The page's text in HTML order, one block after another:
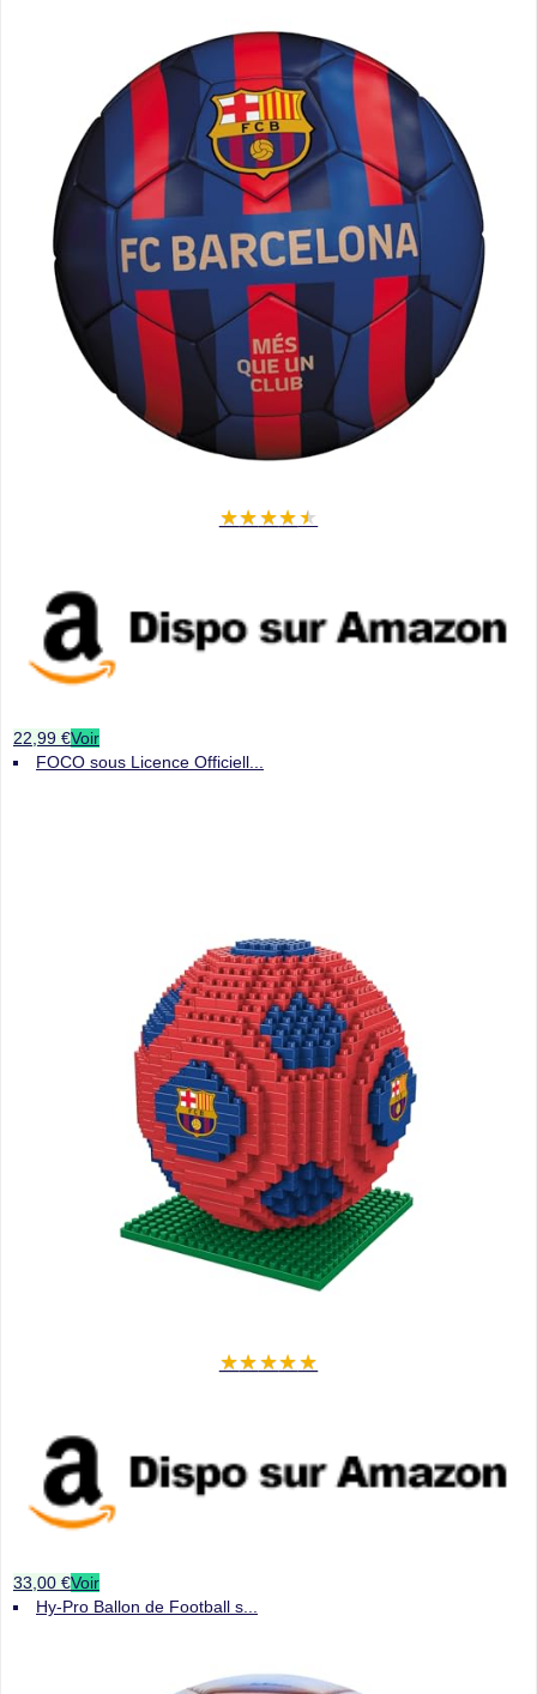
★★★★★
22,99 €Voir
FOCO sous Licence Officiell...
★★★★★
33,00 €Voir
Hy-Pro Ballon de Football s...